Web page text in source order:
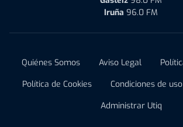
Iruña 96.0 FM
Quiénes Somos Aviso Legal
Política de Cookies
Condiciones de
Administrar Utiq